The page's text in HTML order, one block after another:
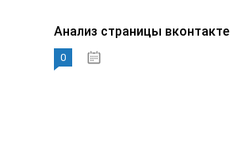
Анализ страницы вконтакте
0